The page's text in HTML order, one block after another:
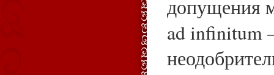
допущения
ad infinitum